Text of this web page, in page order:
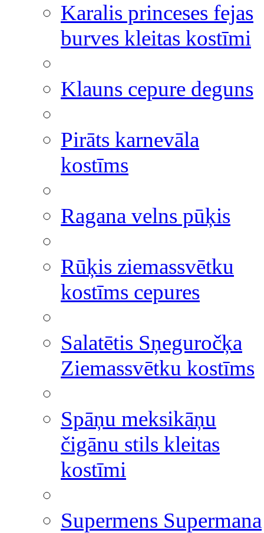
Karalis princeses fejas
burves kleitas kostīmi
Klauns cepure deguns
Pirāts karnevāla
kostīms
Ragana velns pūķis
Rūķis ziemassvētku
kostīms cepures
Salatētis Sņeguročķa
Ziemassvētku kostīms
Spāņu meksikāņu
čigānu stils kleitas
kostīmi
Supermens Supermana